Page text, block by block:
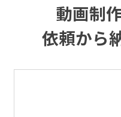
動画制
依頼から